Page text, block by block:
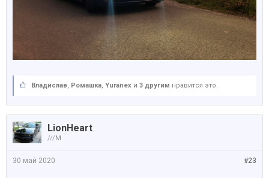
Владислав, Ромашка, Yuranex и 3 другим нравится это.
LionHeart
///M
#23
30 май 2020